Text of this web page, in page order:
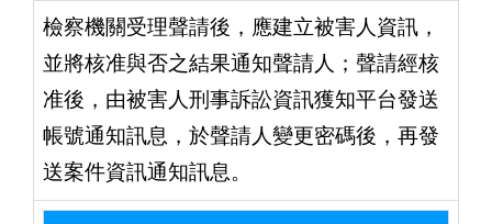
檢察機關受理聲請後，應建立被害人資訊，
並將核准與否之結果通知聲請人；聲請經核
准後，由被害人刑事訴訟資訊獲知平台發送
帳號通知訊息，於聲請人變更密碼後，再發
送案件資訊通知訊息。